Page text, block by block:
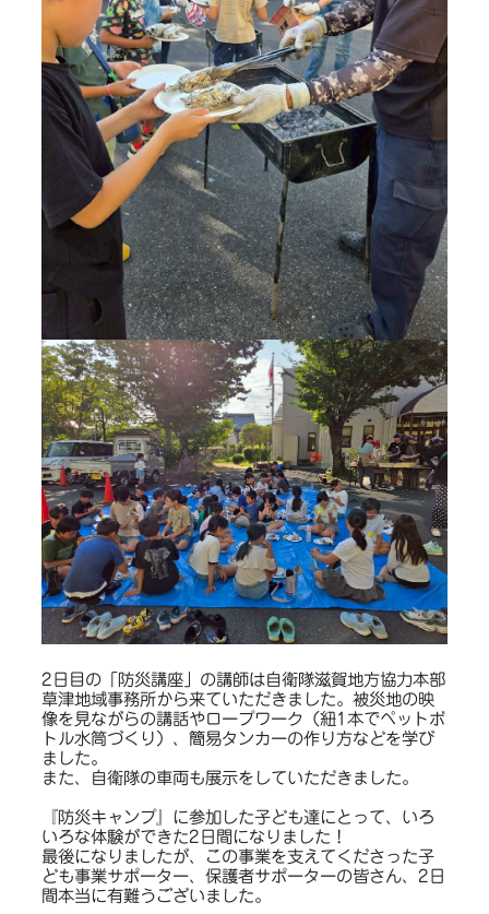
2日目の「防災講座」の講師は自衛隊滋賀地方協力本部
草津地域事務所から来ていただきました。被災地の映
像を見ながらの講話やロープワーク（紐1本でペットボ
トル水筒づくり）、簡易タンカーの作り方などを学び
ました。
また、自衛隊の車両も展示をしていただきました。
『防災キャンプ』に参加した子ども達にとって、いろ
いろな体験ができた2日間になりました！
最後になりましたが、この事業を支えてくださった子
ども事業サポーター、保護者サポーターの皆さん、2日
間本当に有難うございました。